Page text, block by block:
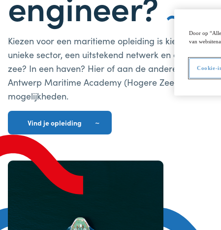
Kiezen voor een maritieme opleiding is kiezen voor
unieke sector, een uitstekend netwerk en een
zee? In een haven? Hier of aan de andere kant van
Antwerp Maritime Academy (Hogere
mogelijkheden.
Vind je opleiding
Door op
van
Cookie-